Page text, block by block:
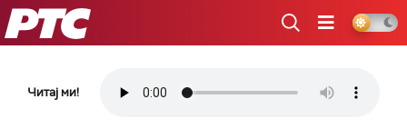
РТС
Читај ми!